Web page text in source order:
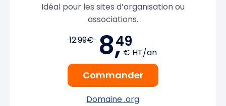
Idéal pour les sites d’organisation ou
associations.
12.99€ 8,49
€ HT/an
Commander
Domaine .org